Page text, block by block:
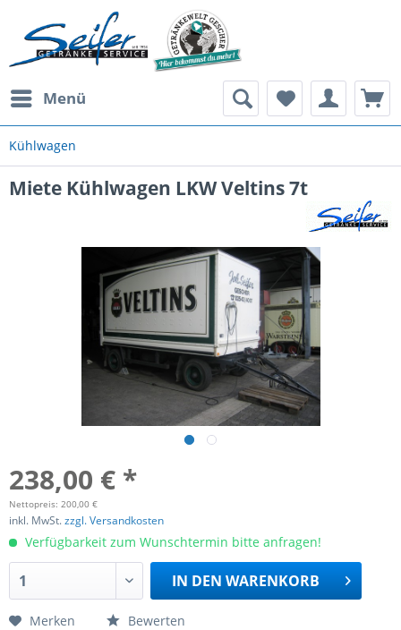
Menü
Kühlwagen
Miete Kühlwagen LKW Veltins 7t
238,00 € *
Nettopreis: 200,00 €
inkl. MwSt.zzgl. Versandkosten
Verfügbarkeit zum Wunschtermin bitte anfragen!
IN DEN WARENKORB
Merken Bewerten